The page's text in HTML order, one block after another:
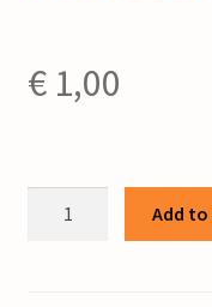
€1,00
Add